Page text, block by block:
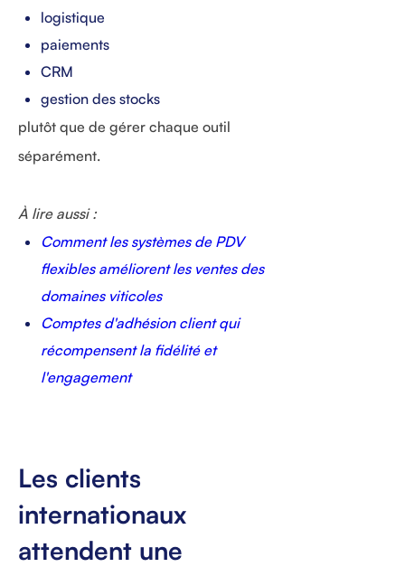
logistique
paiements
CRM
gestion des stocks
plutôt que de gérer chaque outil
séparément.
À lire aussi :
Comment les systèmes de PDV
flexibles améliorent les ventes des
domaines viticoles
Comptes d'adhésion client qui
récompensent la fidélité et
l'engagement
Les clients
internationaux
attendent une